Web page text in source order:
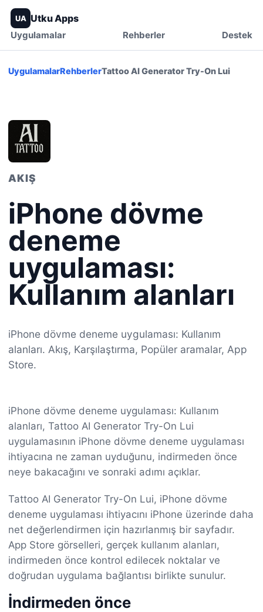
UA Utku Apps
Uygulamalar Rehberler Destek
UygulamalarRehberlerTattoo AI Generator Try-On Lui
AKIŞ
iPhone dövme
deneme
uygulaması:
Kullanım alanları
iPhone dövme deneme uygulaması: Kullanım
alanları. Akış, Karşılaştırma, Popüler aramalar, App
Store.
iPhone dövme deneme uygulaması: Kullanım
alanları, Tattoo AI Generator Try-On Lui
uygulamasının iPhone dövme deneme uygulaması
ihtiyacına ne zaman uyduğunu, indirmeden önce
neye bakacağını ve sonraki adımı açıklar.
Tattoo AI Generator Try-On Lui, iPhone dövme
deneme uygulaması ihtiyacını iPhone üzerinde daha
net değerlendirmen için hazırlanmış bir sayfadır.
App Store görselleri, gerçek kullanım alanları,
indirmeden önce kontrol edilecek noktalar ve
doğrudan uygulama bağlantısı birlikte sunulur.
İndirmeden önce